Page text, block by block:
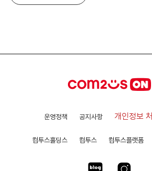
운영정책 공지사항 개인정보
컴투스홀딩스 컴투스 컴투스플랫폼